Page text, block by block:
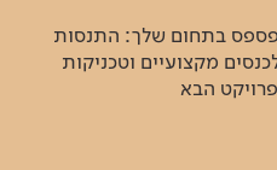
בתחום שלך: התנסות
מקצועיים וטכניקות
הבא